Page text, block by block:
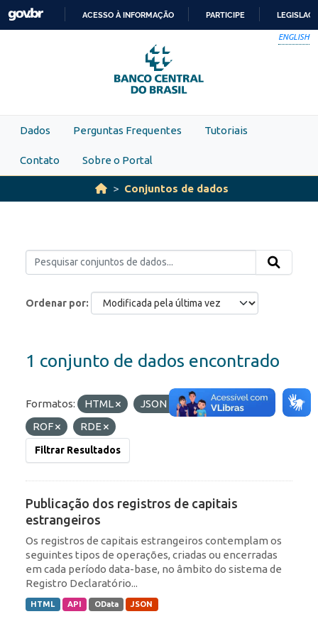
Skip to main content
PARA
O
CONTEÚDO
ACESSO À INFORMAÇÃO PARTICIPE
ENGLISH
Dados Perguntas Frequentes Tutoriais
Contato Sobre o Portal
Conjuntos de dados
Ordenar por
1 conjunto de dados encontrado
Formatos: HTML JSON Etiquetas:
IED
ROF
RDE
Filtrar Resultados
Publicação dos registros de capitais
estrangeiros
Os registros de capitais estrangeiros contemplam os
seguintes tipos de operações, criadas ou encerradas
em cada período data-base, no âmbito do sistema de
Registro Declaratório...
HTML API OData JSON